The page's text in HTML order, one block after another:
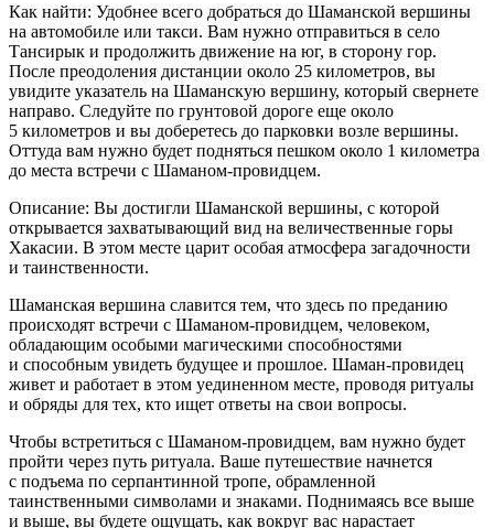
Как найти: Удобнее всего добраться до Шаманской вершины
на автомобиле или такси. Вам нужно отправиться в село
Тансирык и продолжить движение на юг, в сторону гор.
После преодоления дистанции около 25 километров, вы
увидите указатель на Шаманскую вершину, который свернете
направо. Следуйте по грунтовой дороге еще около
5 километров и вы доберетесь до парковки возле вершины.
Оттуда вам нужно будет подняться пешком около 1 километра
до места встречи с Шаманом-провидцем.
Описание: Вы достигли Шаманской вершины, с которой
открывается захватывающий вид на величественные горы
Хакасии. В этом месте царит особая атмосфера загадочности
и таинственности.
Шаманская вершина славится тем, что здесь по преданию
происходят встречи с Шаманом-провидцем, человеком,
обладающим особыми магическими способностями
и способным увидеть будущее и прошлое. Шаман-провидец
живет и работает в этом уединенном месте, проводя ритуалы
и обряды для тех, кто ищет ответы на свои вопросы.
Чтобы встретиться с Шаманом-провидцем, вам нужно будет
пройти через путь ритуала. Ваше путешествие начнется
с подъема по серпантинной тропе, обрамленной
таинственными символами и знаками. Поднимаясь все выше
и выше, вы будете ощущать, как вокруг вас нарастает